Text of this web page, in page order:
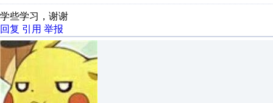
学些学习，谢谢
回复 引用 举报